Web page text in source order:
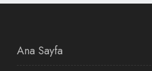
Ana Sayfa